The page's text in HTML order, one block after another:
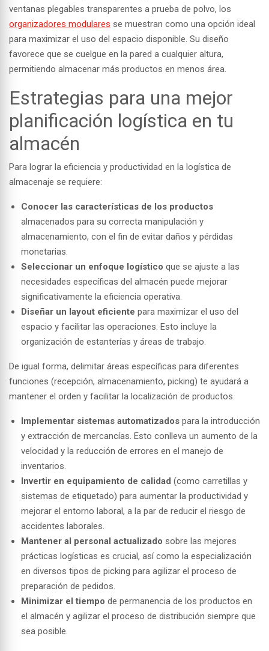
ventanas plegables transparentes a prueba de polvo, los
organizadores modulares se muestran como una opción ideal
para maximizar el uso del espacio disponible. Su diseño
favorece que se cuelgue en la pared a cualquier altura,
permitiendo almacenar más productos en menos área.
Estrategias para una mejor
planificación logística en tu
almacén
Para lograr la eficiencia y productividad en la logística de
almacenaje se requiere:
Conocer las características de los productos
almacenados para su correcta manipulación y
almacenamiento, con el fin de evitar daños y pérdidas
monetarias.
Seleccionar un enfoque logístico que se ajuste a las
necesidades específicas del almacén puede mejorar
significativamente la eficiencia operativa.
Diseñar un layout eficiente para maximizar el uso del
espacio y facilitar las operaciones. Esto incluye la
organización de estanterías y áreas de trabajo.
De igual forma, delimitar áreas específicas para diferentes
funciones (recepción, almacenamiento, picking) te ayudará a
mantener el orden y facilitar la localización de productos.
Implementar sistemas automatizados para la introducción
y extracción de mercancías. Esto conlleva un aumento de la
velocidad y la reducción de errores en el manejo de
inventarios.
Invertir en equipamiento de calidad (como carretillas y
sistemas de etiquetado) para aumentar la productividad y
mejorar el entorno laboral, a la par de reducir el riesgo de
accidentes laborales.
Mantener al personal actualizado sobre las mejores
prácticas logísticas es crucial, así como la especialización
en diversos tipos de picking para agilizar el proceso de
preparación de pedidos.
Minimizar el tiempo de permanencia de los productos en
el almacén y agilizar el proceso de distribución siempre que
sea posible.